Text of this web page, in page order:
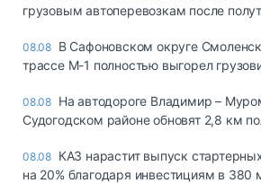
грузовым автоперевозкам после
08.08 В Сафоновском округе
трассе М-1 полностью выгорел
08.08 На автодороге Владимир –
Судогодском районе обновят 2,8 км
08.08 КАЗ нарастит выпуск
на 20% благодаря инвестициям в 380